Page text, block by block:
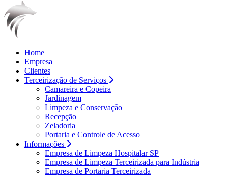
Home
Empresa
Clientes
Terceirização de Serviços
Camareira e Copeira
Jardinagem
Limpeza e Conservação
Recepção
Zeladoria
Portaria e Controle de Acesso
Informações
Empresa de Limpeza Hospitalar SP
Empresa de Limpeza Terceirizada para Indústria
Empresa de Portaria Terceirizada